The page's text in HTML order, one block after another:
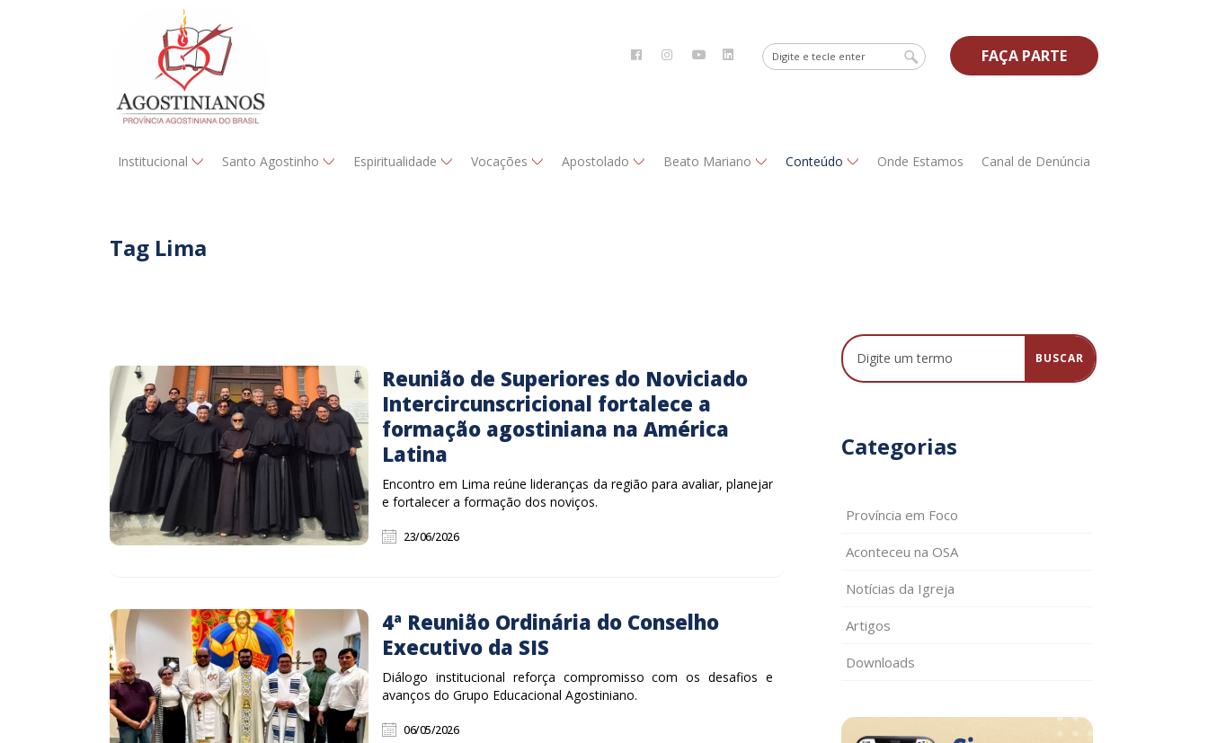
FAÇA PARTE
Institucional Santo Agostinho Espiritualidade Vocações Apostolado Beato Mariano Conteúdo Onde Estamos Canal de Denúncia
Tag Lima
Reunião de Superiores do Noviciado
Intercircunscricional fortalece a
formação agostiniana na América
Latina
Encontro em Lima reúne lideranças da região para avaliar, planejar
e fortalecer a formação dos noviços.
23/06/2026
4ª Reunião Ordinária do Conselho
Executivo da SIS
Diálogo institucional reforça compromisso com os desafios e
avanços do Grupo Educacional Agostiniano.
06/05/2026
Categorias
Província em Foco
Aconteceu na OSA
Notícias da Igreja
Artigos
Downloads